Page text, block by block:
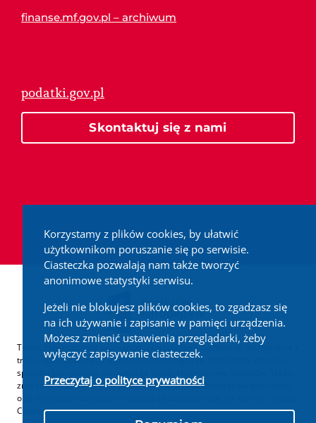
Korzystamy z plików cookies, by ułatwić
użytkownikom poruszanie się po serwisie.
Ciasteczka pozwalają nam także tworzyć
anonimowe statystyki serwisu.
Jeżeli nie blokujesz plików cookies, to zgadzasz się
na ich używanie i zapisanie w pamięci urządzenia.
Możesz zmienić ustawienia przeglądarki, żeby
wyłączyć zapisywanie ciasteczek.
Przeczytaj o polityce prywatności
finanse.mf.gov.pl – archiwum
podatki.gov.pl
Skontaktuj się z nami
Treści zamieszczone w serwisie udostępniamy bezpłatnie. Korzystanie z
treści opublikowanych w serwisie podatki.gov.pl, niezależnie od celu i
sposobu korzystania, nie wymaga zgody Ministerstwa Finansów. Treści
znaczone w serwisie jako treści będące przedmiotem praw autorskich,
o ile nie jest to stwierdzone inaczej, są udostępniane na licencji Creative
Commons Uznanie Autorstwa 3.0 Polska.